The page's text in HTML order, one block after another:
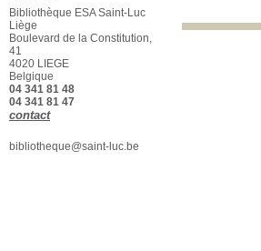
Section
Fanzinothèque
[2]
Bibliothèque ESA Saint-Luc
Liège
Boulevard de la Constitution,
41
4020 LIEGE
Belgique
04 341 81 48
04 341 81 47
contact
bibliotheque@saint-luc.be